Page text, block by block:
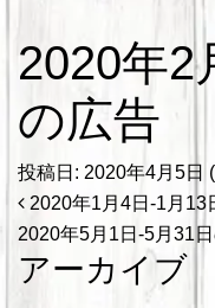
2020年2
の広告
投稿日: 2020年4月5日
投稿ナビ
2020年1月4日-1月13
2020年5月1日-5月31
アーカイブ